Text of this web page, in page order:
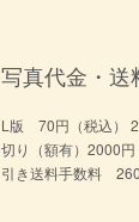
写真代金・送
L版 70円（税込）
切り（額有）2000
引き送料手数料